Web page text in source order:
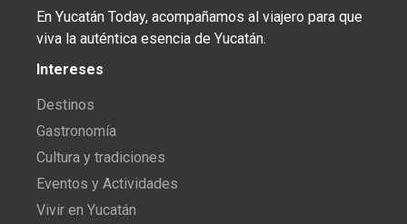
En Yucatán Today, acompañamos al viajero para que
viva la auténtica esencia de Yucatán.
Intereses
Destinos
Gastronomía
Cultura y tradiciones
Eventos y Actividades
Vivir en Yucatán